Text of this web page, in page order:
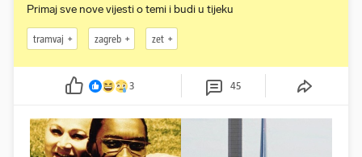
Primaj sve nove vijesti o temi i budi u tijeku
tramvaj zagreb zet
3 45